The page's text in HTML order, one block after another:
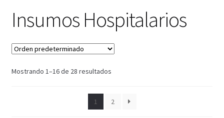
Insumos Hospitalarios
Mostrando 1–16 de 28 resultados
1 2